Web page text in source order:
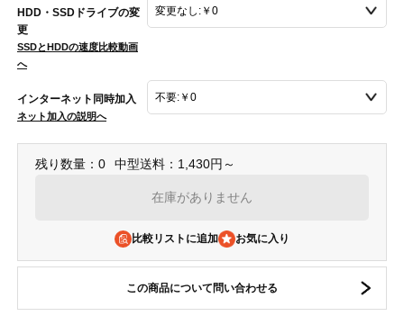
HDD・SSDドライブの変
更
SSDとHDDの速度比較動画
へ
インターネット同時加入
ネット加入の説明へ
残り数量：0 中型送料：1,430円～
在庫がありません
比較リストに追加
この商品について問い合わせる